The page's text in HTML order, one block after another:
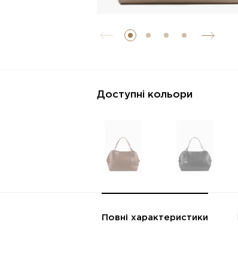
Доступні кольори
Повні характеристики